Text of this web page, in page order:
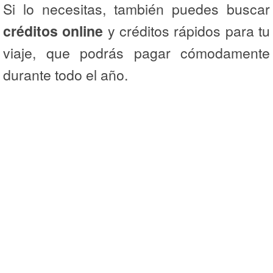
Si lo necesitas, también puedes buscar
créditos online y créditos rápidos para tu
viaje, que podrás pagar cómodamente
durante todo el año.